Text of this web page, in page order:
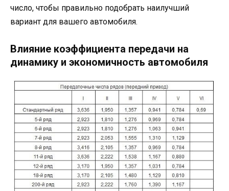
число, чтобы правильно подобрать наилучший
вариант для вашего автомобиля.
Влияние коэффициента передачи на
динамику и экономичность автомобиля